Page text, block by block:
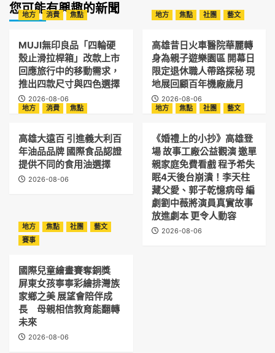
您可能有興趣的新聞
地方 消費 焦點
MUJI無印良品「四輪硬
殼止滑拉桿箱」改款上市
回應旅行中的移動需求，
推出四款尺寸與四色選擇
2026-08-06
地方 焦點 社團 藝文
高雄昔日火車醫院華麗轉
身為親子遊樂園區 開幕日
限定退休職人帶路探秘 現
地展回顧百年機廠歲月
2026-08-06
地方
消費 焦點
高雄大遠百 引進義大利百
年油品品牌 國際食品認證
提供不同的食用油選擇
2026-08-06
地方 焦點 社團 藝文
《婚禮上的小抄》高雄登
場 故事工廠公益觀演 邀單
親家庭免費看戲 程予希失
眠4天後台崩潰！李天柱
藏父愛、郭子乾憶病母 編
劇劉中薇將演員真實故事
放進劇本 更令人動容
2026-08-06
地方 焦點 社團
藝文
賽事
國際兒童繪畫賽奪銅獎
屏東女孩寧寧彩繪排灣族
家鄉之美 展望會陪伴成
長 母親相信教育能翻轉
未來
2026-08-06